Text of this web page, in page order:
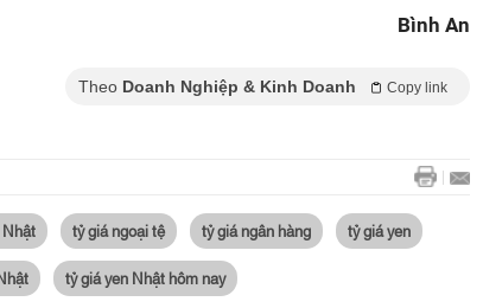
Bình An
Theo Doanh Nghiệp & Kinh Doanh Copy link
tỷ giá ngoại tệ tỷ giá ngân hàng tỷ giá yen
tỷ giá yen Nhật hôm nay